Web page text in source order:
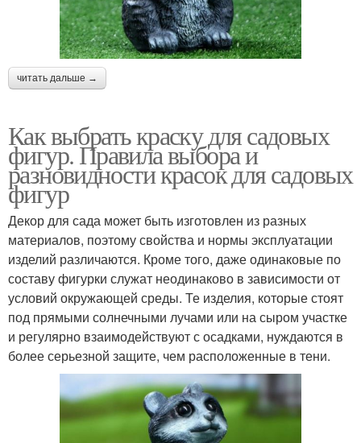
читать дальше →
Как выбрать краску для садовых
фигур. Правила выбора и
разновидности красок для садовых
фигур
Декор для сада может быть изготовлен из разных
материалов, поэтому свойства и нормы эксплуатации
изделий различаются. Кроме того, даже одинаковые по
составу фигурки служат неодинаково в зависимости от
условий окружающей среды. Те изделия, которые стоят
под прямыми солнечными лучами или на сыром участке
и регулярно взаимодействуют с осадками, нуждаются в
более серьезной защите, чем расположенные в тени.